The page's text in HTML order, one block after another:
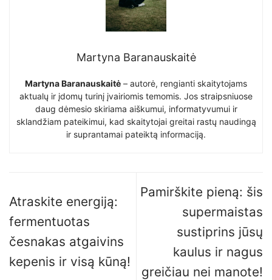
Martyna Baranauskaitė
Martyna Baranauskaitė – autorė, rengianti skaitytojams
aktualų ir įdomų turinį įvairiomis temomis. Jos straipsniuose
daug dėmesio skiriama aiškumui, informatyvumui ir
sklandžiam pateikimui, kad skaitytojai greitai rastų naudingą
ir suprantamai pateiktą informaciją.
Atraskite energiją:
fermentuotas
česnakas atgaivins
kepenis ir visą kūną!
Pamirškite pieną: šis
supermaistas
sustiprins jūsų
kaulus ir nagus
greičiau nei manote!